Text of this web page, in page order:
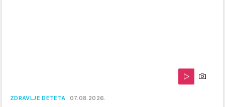
ZDRAVLJE DETETA 07.08.2026.